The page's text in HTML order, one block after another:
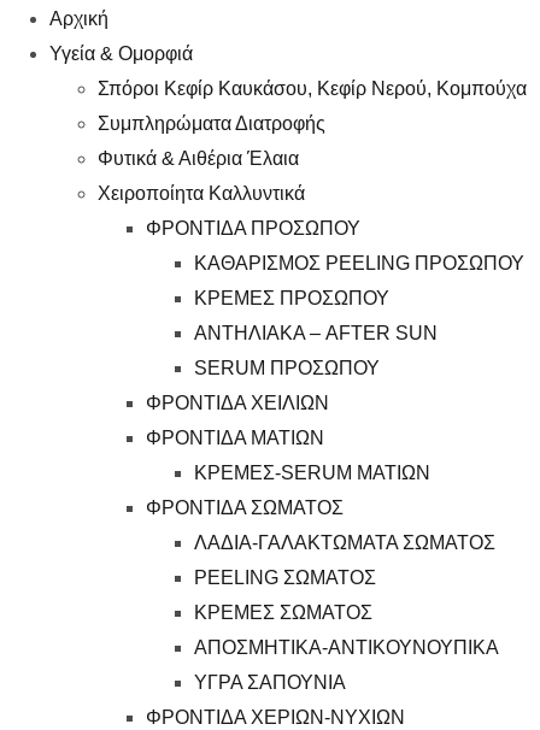
Αρχική
Υγεία & Ομορφιά
Σπόροι Κεφίρ Καυκάσου, Κεφίρ Νερού, Κομπούχα
Συμπληρώματα Διατροφής
Φυτικά & Αιθέρια Έλαια
Χειροποίητα Καλλυντικά
ΦΡΟΝΤΙΔΑ ΠΡΟΣΩΠΟΥ
ΚΑΘΑΡΙΣΜΟΣ PEELING ΠΡΟΣΩΠΟΥ
ΚΡΕΜΕΣ ΠΡΟΣΩΠΟΥ
ΑΝΤΗΛΙΑΚΑ – AFTER SUN
SERUM ΠΡΟΣΩΠΟΥ
ΦΡΟΝΤΙΔΑ ΧΕΙΛΙΩΝ
ΦΡΟΝΤΙΔΑ ΜΑΤΙΩΝ
ΚΡΕΜΕΣ-SERUM ΜΑΤΙΩΝ
ΦΡΟΝΤΙΔΑ ΣΩΜΑΤΟΣ
ΛΑΔΙΑ-ΓΑΛΑΚΤΩΜΑΤΑ ΣΩΜΑΤΟΣ
PEELING ΣΩΜΑΤΟΣ
ΚΡΕΜΕΣ ΣΩΜΑΤΟΣ
ΑΠΟΣΜΗΤΙΚΑ-ΑΝΤΙΚΟΥΝΟΥΠΙΚΑ
ΥΓΡΑ ΣΑΠΟΥΝΙΑ
ΦΡΟΝΤΙΔΑ ΧΕΡΙΩΝ-ΝΥΧΙΩΝ